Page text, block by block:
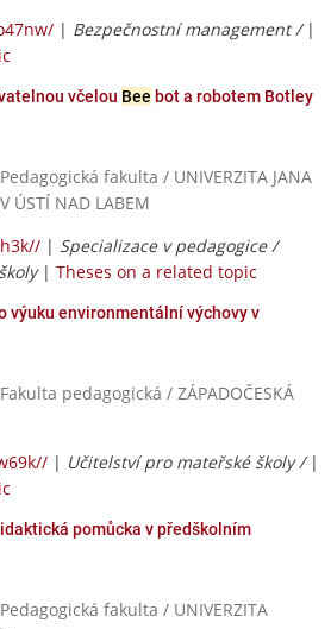
| Bezpečnostní management / |
včelou Bee bot a robotem Botley
fakulta / UNIVERZITA JANA
ÚSTÍ NAD LABEM
| Specializace v pedagogice /
| Theses on a related topic
výuku environmentální výchovy v
pedagogická / ZÁPADOČESKÁ
| Učitelství pro mateřské školy / |
pomůcka v předškolním
fakulta / UNIVERZITA